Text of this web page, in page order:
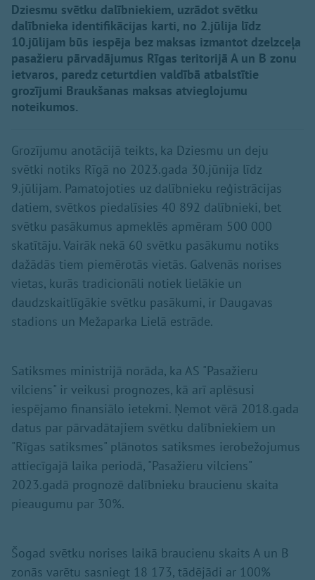
Dziesmu svētku dalībniekiem, uzrādot svētku
dalībnieka identifikācijas karti, no 2.jūlija līdz
10.jūlijam būs iespēja bez maksas izmantot dzelzceļa
pasažieru pārvadājumus Rīgas teritorijā A un B zonu
ietvaros, paredz ceturtdien valdībā atbalstītie
grozījumi Braukšanas maksas atvieglojumu
noteikumos.
Grozījumu anotācijā teikts, ka Dziesmu un deju
svētki notiks Rīgā no 2023.gada 30.jūnija līdz
9.jūlijam. Pamatojoties uz dalībnieku reģistrācijas
datiem, svētkos piedalīsies 40 892 dalībnieki, bet
svētku pasākumus apmeklēs apmēram 500 000
skatītāju. Vairāk nekā 60 svētku pasākumu notiks
dažādās tiem piemērotās vietās. Galvenās norises
vietas, kurās tradicionāli notiek lielākie un
daudzskaitlīgākie svētku pasākumi, ir Daugavas
stadions un Mežaparka Lielā estrāde.
Satiksmes ministrijā norāda, ka AS "Pasažieru
vilciens" ir veikusi prognozes, kā arī aplēsusi
iespējamo finansiālo ietekmi. Ņemot vērā 2018.gada
datus par pārvadātajiem svētku dalībniekiem un
"Rīgas satiksmes" plānotos satiksmes ierobežojumus
attiecīgajā laika periodā, "Pasažieru vilciens"
2023.gadā prognozē dalībnieku braucienu skaita
pieaugumu par 30%.
Šogad svētku norises laikā braucienu skaits A un B
zonās varētu sasniegt 18 173, tādējādi ar 100%